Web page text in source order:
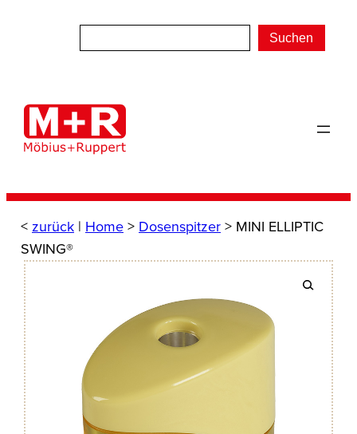
Suchen
< zurück | Home> Dosenspitzer> MINI ELLIPTIC
SWING®